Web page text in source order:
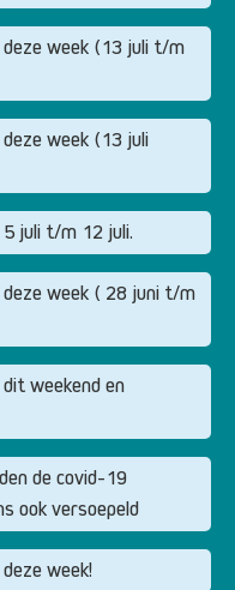
week (13 juli t/m
week (13 juli
juli t/m 12 juli.
week ( 28 juni t/m
weekend en
de covid-19
ook versoepeld
week!